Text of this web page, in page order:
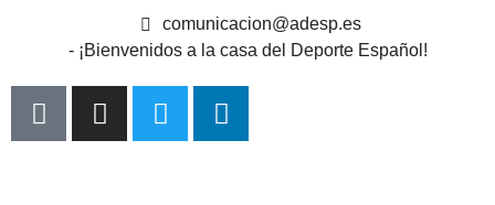
comunicacion@adesp.es
- ¡Bienvenidos a la casa del Deporte Español!